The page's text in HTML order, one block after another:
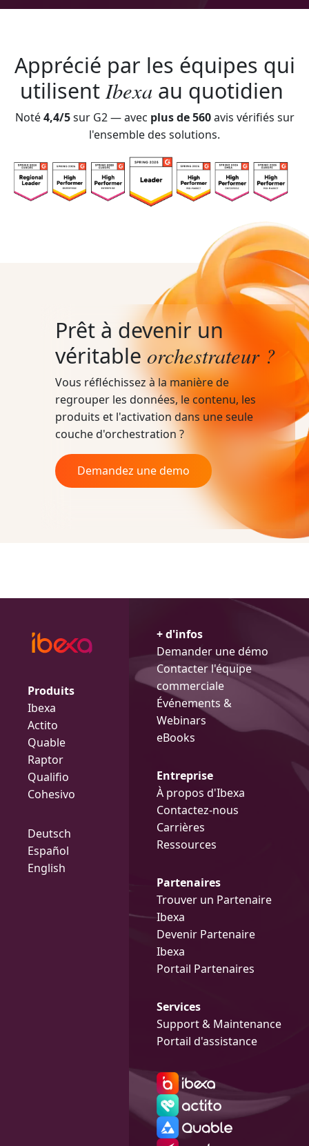
Apprécié par les équipes qui
utilisentIbexa au quotidien
Noté4,4/5sur G2 — avec plus de 560avis vérifiés sur
l'ensemble des solutions.
Prêt à devenir un
véritable orchestrateur ?
Vous réfléchissez à la manière de
regrouper les données, le contenu, les
produits et l'activation dans une seule
couche d'orchestration ?
Demandez une demo
Produits
Ibexa
Actito
Quable
Raptor
Qualifio
Cohesivo
Deutsch
Español
English
+ d'infos
Demander une démo
Contacter l'équipe
commerciale
Événements &
Webinars
eBooks
Entreprise
À propos d'Ibexa
Contactez-nous
Carrières
Ressources
Partenaires
Trouver un Partenaire
Ibexa
Devenir Partenaire
Ibexa
Portail Partenaires
Services
Support & Maintenance
Portail d'assistance